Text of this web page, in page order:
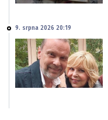
9. srpna 2026 20:19